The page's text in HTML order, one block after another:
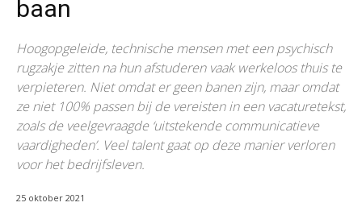
baan
Hoogopgeleide, technische mensen met een psychisch
rugzakje zitten na hun afstuderen vaak werkeloos thuis te
verpieteren. Niet omdat er geen banen zijn, maar omdat
ze niet 100% passen bij de vereisten in een vacaturetekst,
zoals de veelgevraagde ‘uitstekende communicatieve
vaardigheden’. Veel talent gaat op deze manier verloren
voor het bedrijfsleven.
25 oktober 2021